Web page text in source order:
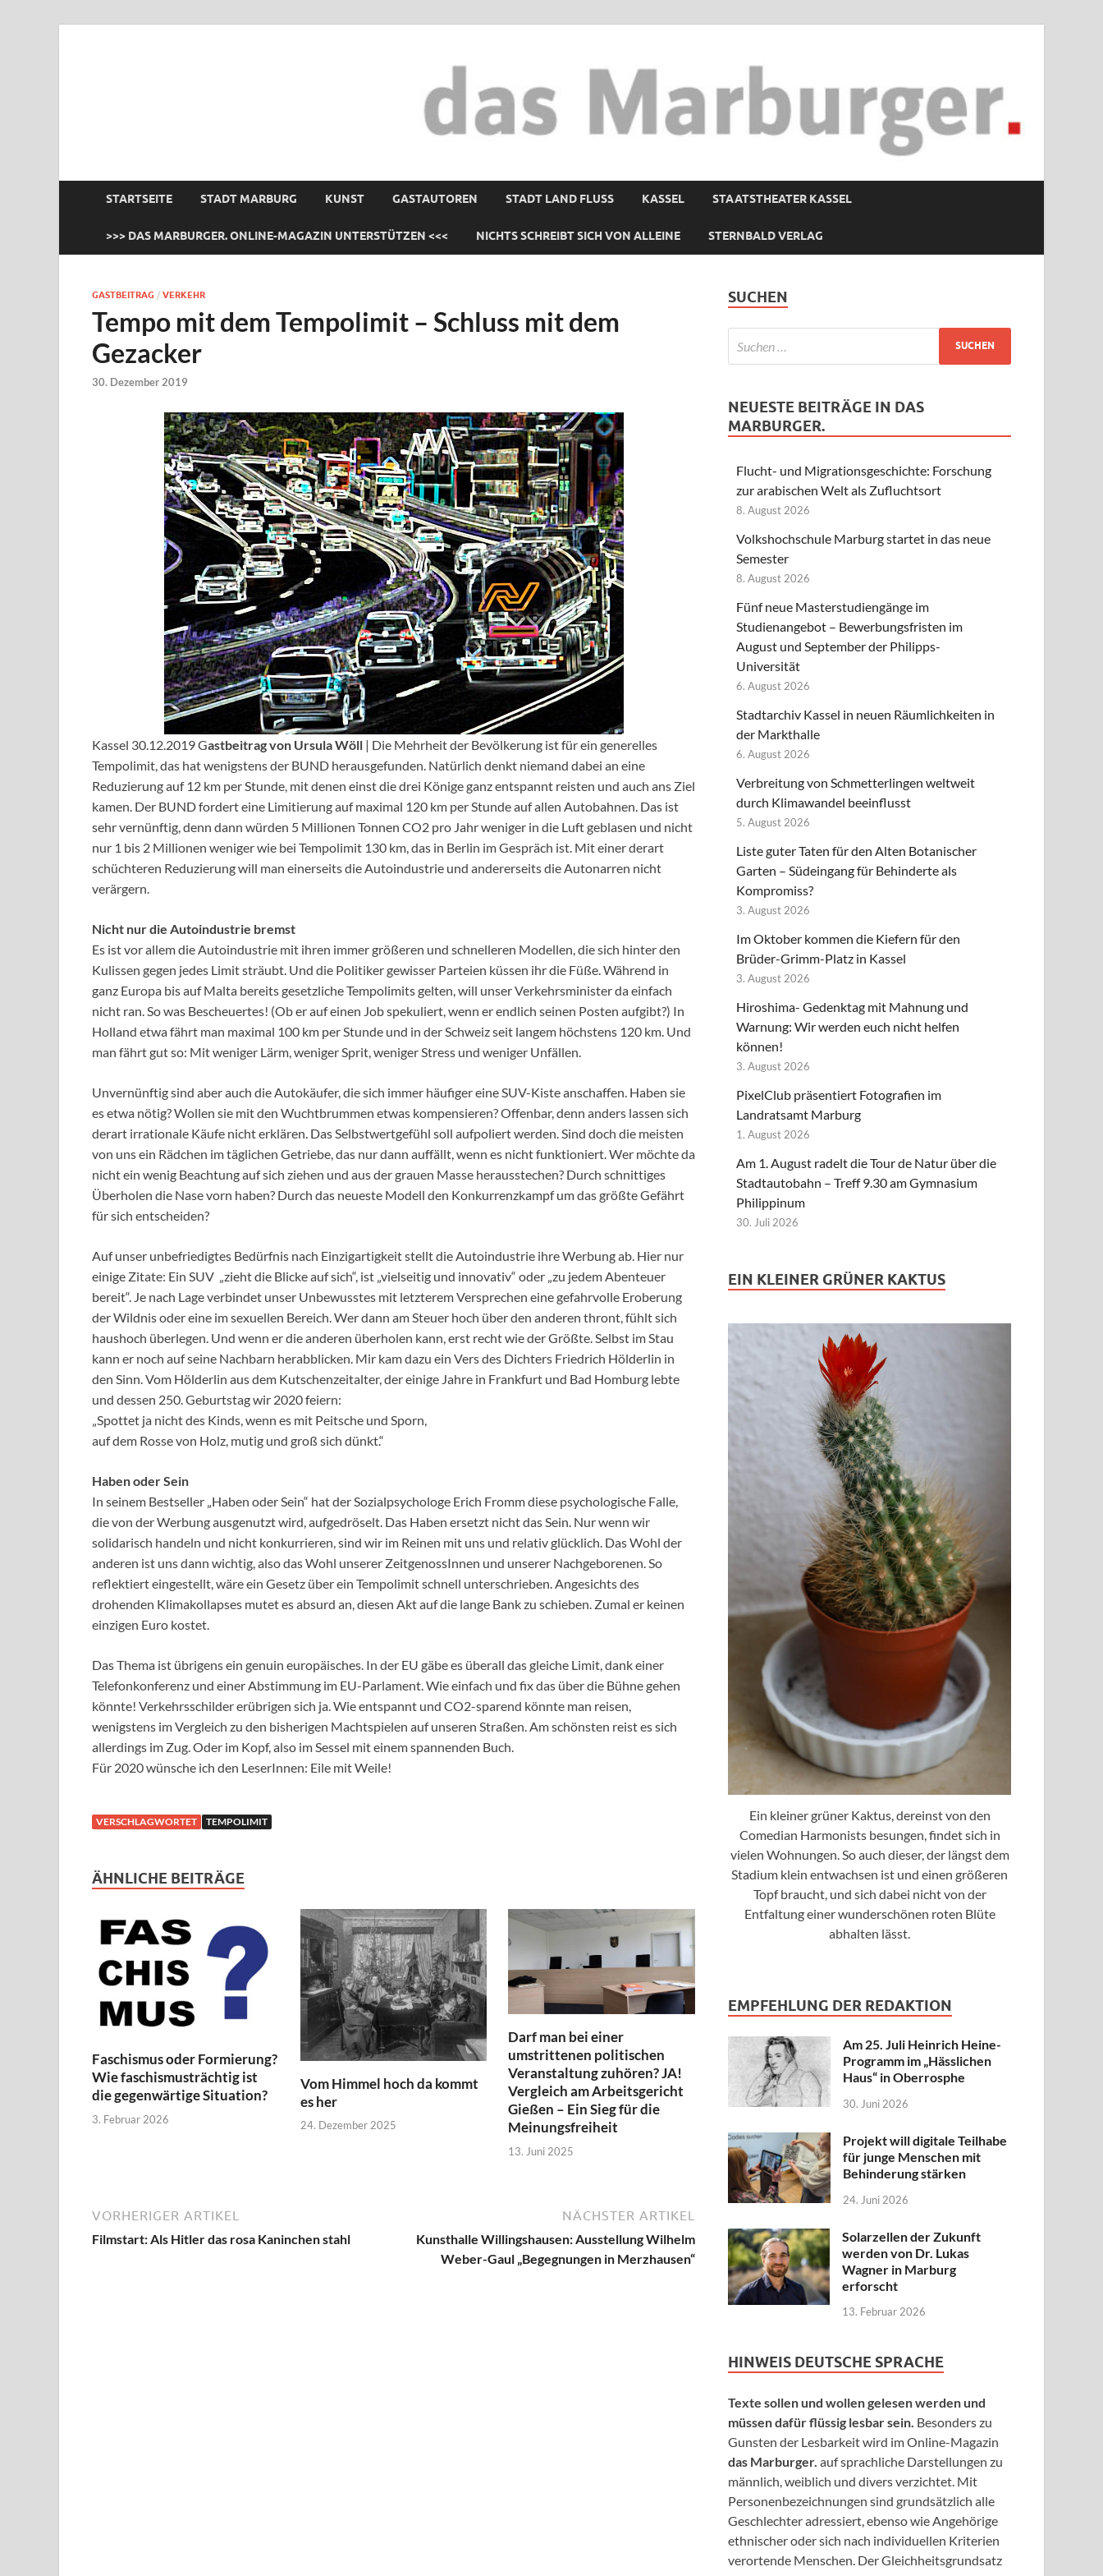
STARTSEITE STADT MARBURG KUNST GASTAUTOREN STADT LAND FLUSS KASSEL STAATSTHEATER KASSEL
>>> DAS MARBURGER. ONLINE-MAGAZIN UNTERSTÜTZEN <<< NICHTS SCHREIBT SICH VON ALLEINE STERNBALD VERLAG
GASTBEITRAG / VERKEHR
Tempo mit dem Tempolimit – Schluss mit dem
Gezacker
30. Dezember 2019
Kassel 30.12.2019 Gastbeitrag von Ursula Wöll | Die Mehrheit der Bevölkerung ist für ein generelles
Tempolimit, das hat wenigstens der BUND herausgefunden. Natürlich denkt niemand dabei an eine
Reduzierung auf 12 km per Stunde, mit denen einst die drei Könige ganz entspannt reisten und auch ans Ziel
kamen. Der BUND fordert eine Limitierung auf maximal 120 km per Stunde auf allen Autobahnen. Das ist
sehr vernünftig, denn dann würden 5 Millionen Tonnen CO2 pro Jahr weniger in die Luft geblasen und nicht
nur 1 bis 2 Millionen weniger wie bei Tempolimit 130 km, das in Berlin im Gespräch ist. Mit einer derart
schüchteren Reduzierung will man einerseits die Autoindustrie und andererseits die Autonarren nicht
verärgern.
Nicht nur die Autoindustrie bremst
Es ist vor allem die Autoindustrie mit ihren immer größeren und schnelleren Modellen, die sich hinter den
Kulissen gegen jedes Limit sträubt. Und die Politiker gewisser Parteien küssen ihr die Füße. Während in
ganz Europa bis auf Malta bereits gesetzliche Tempolimits gelten, will unser Verkehrsminister da einfach
nicht ran. So was Bescheuertes! (Ob er auf einen Job spekuliert, wenn er endlich seinen Posten aufgibt?) In
Holland etwa fährt man maximal 100 km per Stunde und in der Schweiz seit langem höchstens 120 km. Und
man fährt gut so: Mit weniger Lärm, weniger Sprit, weniger Stress und weniger Unfällen.
Unvernünftig sind aber auch die Autokäufer, die sich immer häufiger eine SUV-Kiste anschaffen. Haben sie
es etwa nötig? Wollen sie mit den Wuchtbrummen etwas kompensieren? Offenbar, denn anders lassen sich
derart irrationale Käufe nicht erklären. Das Selbstwertgefühl soll aufpoliert werden. Sind doch die meisten
von uns ein Rädchen im täglichen Getriebe, das nur dann auffällt, wenn es nicht funktioniert. Wer möchte da
nicht ein wenig Beachtung auf sich ziehen und aus der grauen Masse herausstechen? Durch schnittiges
Überholen die Nase vorn haben? Durch das neueste Modell den Konkurrenzkampf um das größte Gefährt
für sich entscheiden?
Auf unser unbefriedigtes Bedürfnis nach Einzigartigkeit stellt die Autoindustrie ihre Werbung ab. Hier nur
einige Zitate: Ein SUV „zieht die Blicke auf sich“, ist „vielseitig und innovativ“ oder „zu jedem Abenteuer
bereit“. Je nach Lage verbindet unser Unbewusstes mit letzterem Versprechen eine gefahrvolle Eroberung
der Wildnis oder eine im sexuellen Bereich. Wer dann am Steuer hoch über den anderen thront, fühlt sich
haushoch überlegen. Und wenn er die anderen überholen kann, erst recht wie der Größte. Selbst im Stau
kann er noch auf seine Nachbarn herabblicken. Mir kam dazu ein Vers des Dichters Friedrich Hölderlin in
den Sinn. Vom Hölderlin aus dem Kutschenzeitalter, der einige Jahre in Frankfurt und Bad Homburg lebte
und dessen 250. Geburtstag wir 2020 feiern:
„Spottet ja nicht des Kinds, wenn es mit Peitsche und Sporn,
auf dem Rosse von Holz, mutig und groß sich dünkt.“
Haben oder Sein
In seinem Bestseller „Haben oder Sein“ hat der Sozialpsychologe Erich Fromm diese psychologische Falle,
die von der Werbung ausgenutzt wird, aufgedröselt. Das Haben ersetzt nicht das Sein. Nur wenn wir
solidarisch handeln und nicht konkurrieren, sind wir im Reinen mit uns und relativ glücklich. Das Wohl der
anderen ist uns dann wichtig, also das Wohl unserer ZeitgenossInnen und unserer Nachgeborenen. So
reflektiert eingestellt, wäre ein Gesetz über ein Tempolimit schnell unterschrieben. Angesichts des
drohenden Klimakollapses mutet es absurd an, diesen Akt auf die lange Bank zu schieben. Zumal er keinen
einzigen Euro kostet.
Das Thema ist übrigens ein genuin europäisches. In der EU gäbe es überall das gleiche Limit, dank einer
Telefonkonferenz und einer Abstimmung im EU-Parlament. Wie einfach und fix das über die Bühne gehen
könnte! Verkehrsschilder erübrigen sich ja. Wie entspannt und CO2-sparend könnte man reisen,
wenigstens im Vergleich zu den bisherigen Machtspielen auf unseren Straßen. Am schönsten reist es sich
allerdings im Zug. Oder im Kopf, also im Sessel mit einem spannenden Buch.
Für 2020 wünsche ich den LeserInnen: Eile mit Weile!
VERSCHLAGWORTET TEMPOLIMIT
ÄHNLICHE BEITRÄGE
Faschismus oder Formierung?
Wie faschismusträchtig ist
die gegenwärtige Situation?
3. Februar 2026
Vom Himmel hoch da kommt
es her
24. Dezember 2025
Darf man bei einer
umstrittenen politischen
Veranstaltung zuhören? JA!
Vergleich am Arbeitsgericht
Gießen – Ein Sieg für die
Meinungsfreiheit
13. Juni 2025
VORHERIGER ARTIKEL
Filmstart: Als Hitler das rosa Kaninchen stahl
NÄCHSTER ARTIKEL
Kunsthalle Willingshausen: Ausstellung Wilhelm
Weber-Gaul „Begegnungen in Merzhausen“
SUCHEN
NEUESTE BEITRÄGE IN DAS
MARBURGER.
Flucht- und Migrationsgeschichte: Forschung
zur arabischen Welt als Zufluchtsort
8. August 2026
Volkshochschule Marburg startet in das neue
Semester
8. August 2026
Fünf neue Masterstudiengänge im
Studienangebot – Bewerbungsfristen im
August und September der Philipps-
Universität
6. August 2026
Stadtarchiv Kassel in neuen Räumlichkeiten in
der Markthalle
6. August 2026
Verbreitung von Schmetterlingen weltweit
durch Klimawandel beeinflusst
5. August 2026
Liste guter Taten für den Alten Botanischer
Garten – Südeingang für Behinderte als
Kompromiss?
3. August 2026
Im Oktober kommen die Kiefern für den
Brüder-Grimm-Platz in Kassel
3. August 2026
Hiroshima- Gedenktag mit Mahnung und
Warnung: Wir werden euch nicht helfen
können!
3. August 2026
PixelClub präsentiert Fotografien im
Landratsamt Marburg
1. August 2026
Am 1. August radelt die Tour de Natur über die
Stadtautobahn – Treff 9.30 am Gymnasium
Philippinum
30. Juli 2026
EIN KLEINER GRÜNER KAKTUS
Ein kleiner grüner Kaktus, dereinst von den
Comedian Harmonists besungen, findet sich in
vielen Wohnungen. So auch dieser, der längst dem
Stadium klein entwachsen ist und einen größeren
Topf braucht, und sich dabei nicht von der
Entfaltung einer wunderschönen roten Blüte
abhalten lässt.
EMPFEHLUNG DER REDAKTION
Am 25. Juli Heinrich Heine-
Programm im „Hässlichen
Haus“ in Oberrosphe
30. Juni 2026
Projekt will digitale Teilhabe
für junge Menschen mit
Behinderung stärken
24. Juni 2026
Solarzellen der Zukunft
werden von Dr. Lukas
Wagner in Marburg
erforscht
13. Februar 2026
HINWEIS DEUTSCHE SPRACHE
Texte sollen und wollen gelesen werden und
müssen dafür flüssig lesbar sein. Besonders zu
Gunsten der Lesbarkeit wird im Online-Magazin
das Marburger. auf sprachliche Darstellungen zu
männlich, weiblich und divers verzichtet. Mit
Personenbezeichnungen sind grundsätzlich alle
Geschlechter adressiert, ebenso wie Angehörige
ethnischer oder sich nach individuellen Kriterien
verortende Menschen. Der Gleichheitsgrundsatz